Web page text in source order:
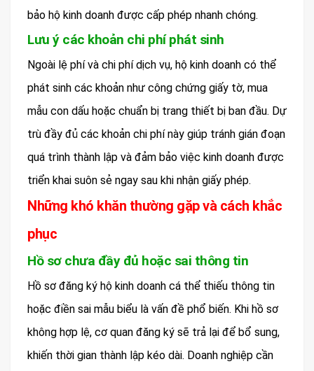
bảo hộ kinh doanh được cấp phép nhanh chóng.
Lưu ý các khoản chi phí phát sinh
Ngoài lệ phí và chi phí dịch vụ, hộ kinh doanh có thể
phát sinh các khoản như công chứng giấy tờ, mua
mẫu con dấu hoặc chuẩn bị trang thiết bị ban đầu. Dự
trù đầy đủ các khoản chi phí này giúp tránh gián đoạn
quá trình thành lập và đảm bảo việc kinh doanh được
triển khai suôn sẻ ngay sau khi nhận giấy phép.
Những khó khăn thường gặp và cách khắc
phục
Hồ sơ chưa đầy đủ hoặc sai thông tin
Hồ sơ đăng ký hộ kinh doanh cá thể thiếu thông tin
hoặc điền sai mẫu biểu là vấn đề phổ biến. Khi hồ sơ
không hợp lệ, cơ quan đăng ký sẽ trả lại để bổ sung,
khiến thời gian thành lập kéo dài. Doanh nghiệp cần